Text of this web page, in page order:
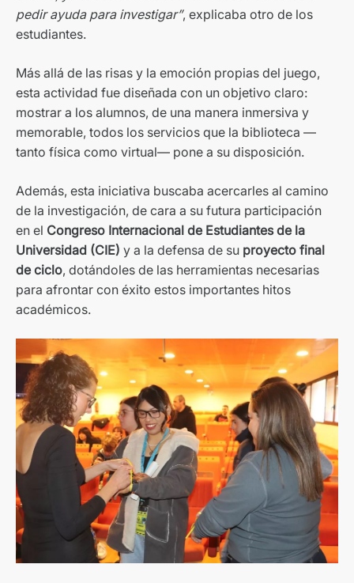
pedir ayuda para investigar”, explicaba otro de los
estudiantes.
Más allá de las risas y la emoción propias del juego,
esta actividad fue diseñada con un objetivo claro:
mostrar a los alumnos, de una manera inmersiva y
memorable, todos los servicios que la biblioteca —
tanto física como virtual— pone a su disposición.
Además, esta iniciativa buscaba acercarles al camino
de la investigación, de cara a su futura participación
en el Congreso Internacional de Estudiantes de la
Universidad (CIE) y a la defensa de su proyecto final
de ciclo, dotándoles de las herramientas necesarias
para afrontar con éxito estos importantes hitos
académicos.